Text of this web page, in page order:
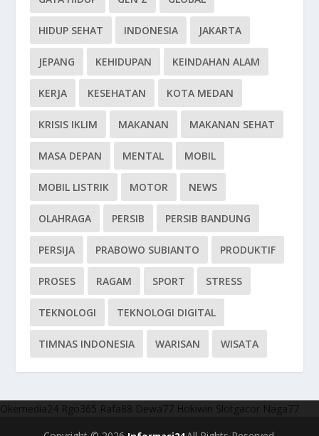
HIDUP SEHAT INDONESIA JAKARTA
JEPANG KEHIDUPAN KEINDAHAN ALAM
KERJA KESEHATAN KOTA MEDAN
KRISIS IKLIM MAKANAN MAKANAN SEHAT
MASA DEPAN MENTAL MOBIL
MOBIL LISTRIK MOTOR NEWS
OLAHRAGA PERSIB PERSIB BANDUNG
PERSIJA PRABOWO SUBIANTO PRODUKTIF
PROSES RAGAM SPORT STRESS
TEKNOLOGI TEKNOLOGI DIGITAL
TIMNAS INDONESIA WARISAN WISATA
Okemedia24 Rgo365 Rafa88 Dewa77 Hokiwin Slotgacor Naga77